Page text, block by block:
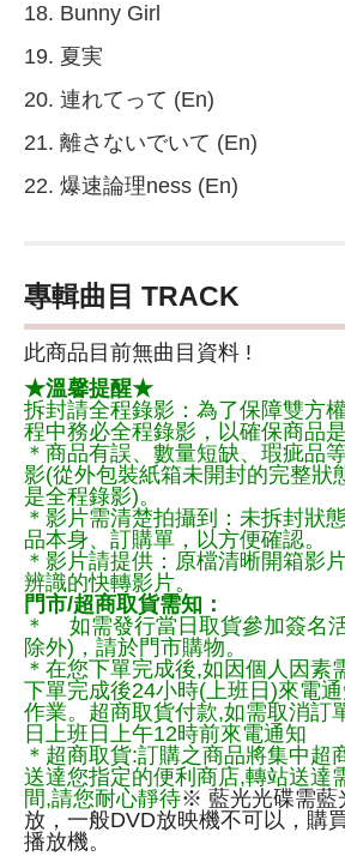
18. Bunny Girl
19. 夏実
20. 連れてって (En)
21. 離さないでいて (En)
22. 爆速論理ness (En)
專輯曲目 TRACK
此商品目前無曲目資料 !
★溫馨提醒★
拆封請全程錄影：為了保障雙方
程中務必全程錄影，以確保商品是
＊商品有誤、數量短缺、瑕疵品
影(從外包裝紙箱未開封的完整狀
是全程錄影)。
＊影片需清楚拍攝到：未拆封狀
品本身、訂購單，以方便確認。
＊影片請提供：原檔清晰開箱影
辨識的快轉影片。
門市/超商取貨需知：
＊ 如需發行當日取貨參加簽名
除外)，請於門市購物。
＊在您下單完成後,如因個人因素
下單完成後24小時(上班日)來電
作業。超商取貨付款,如需取消訂
日上班日上午12時前來電通知
＊超商取貨:訂購之商品將集中超
送達您指定的便利商店,轉站送達
間,請您耐心靜待※ 藍光光碟需藍
放，一般DVD放映機不可以，購
播放機。